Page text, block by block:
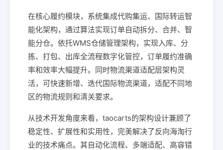
在核心履约模块，系统集成代购集运、国际转运智
能化架构，通过算法实现订单自动拆分、合并、智
能分仓。依托WMS仓储管理架构，实现入库、分
拣、打包、出库全流程数字化管控，订单履约准确
率和效率大幅提升。同时物流渠道适配层架构灵
活，可快速新增、迭代国际物流渠道，适配不同地
区的物流规则和清关要求。
从技术开发角度来看，taocarts的架构设计兼顾了
稳定性、扩展性和实用性，完美解决了反向海淘行
业的技术痛点。其自动化流程、多端适配、高容错